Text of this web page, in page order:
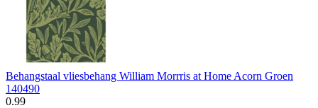
Behangstaal vliesbehang William Morrris at Home Acorn Groen
140490
0.99